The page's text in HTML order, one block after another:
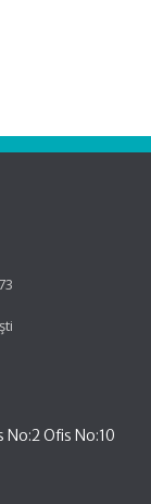
Ofis No:10